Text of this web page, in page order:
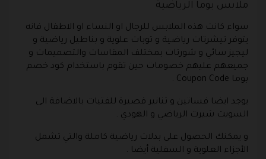
ملابس بوما الرياضية
سواء كانت هذه الملابس للرجال او النساء او الاطفال فانه
يتوفر تيشرتات رياضية و توبات علوية و بناطيل رياضية و
ليجيز سائي و شورتات بمختلف المقاسات والتصميمات و
جميعهم عليهم خصومات حين تقوم باستخدام كود خصم
بوما Coupon Code .
يوجد ايضا فساتين و تنانير قصيرة للفتيات بالاضافة الى
السويت شيرت الرياضي و الهودي .
و يمكنك الحصول على بدلات رياضية كاملة والتي تشمل
الأجزاء العلوية و السفلية أيضا .